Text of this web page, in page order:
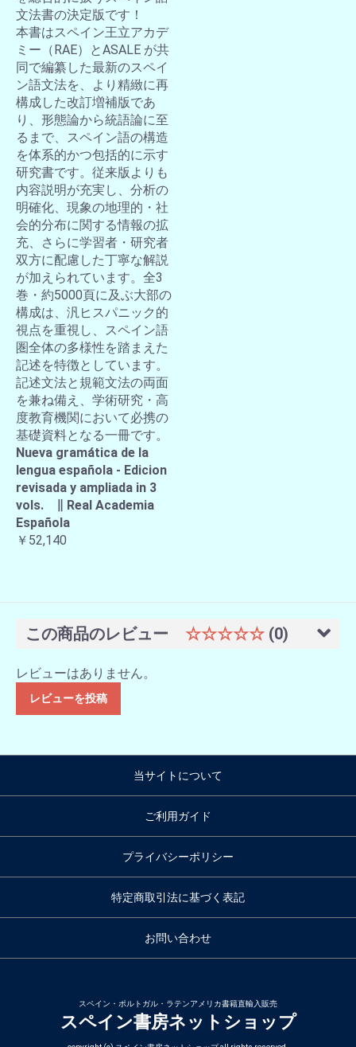
文法書の決定版です！
本書はスペイン王立アカデ
ミー（RAE）とASALE が共
同で編纂した最新のスペイ
ン語文法を、より精緻に再
構成した改訂増補版であ
り、形態論から統語論に至
るまで、スペイン語の構造
を体系的かつ包括的に示す
研究書です。従来版よりも
内容説明が充実し、分析の
明確化、現象の地理的・社
会的分布に関する情報の拡
充、さらに学習者・研究者
双方に配慮した丁寧な解説
が加えられています。全3
巻・約5000頁に及ぶ大部の
構成は、汎ヒスパニック的
視点を重視し、スペイン語
圏全体の多様性を踏まえた
記述を特徴としています。
記述文法と規範文法の両面
を兼ね備え、学術研究・高
度教育機関において必携の
基礎資料となる一冊です。
Nueva gramática de la
lengua española - Edicion
revisada y ampliada in 3
vols. ∥ Real Academia
Española
￥52,140
この商品のレビュー ☆☆☆☆☆ (0)
レビューはありません。
レビューを投稿
当サイトについて
ご利用ガイド
プライバシーポリシー
特定商取引法に基づく表記
お問い合わせ
スペイン・ポルトガル・ラテンアメリカ書籍直輸入販売
スペイン書房ネットショップ